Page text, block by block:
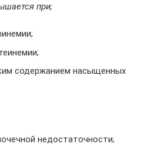
при;
содержанием насыщенных
недостаточности;